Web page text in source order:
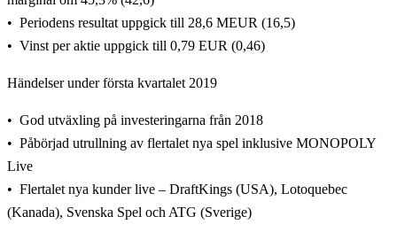
Periodens resultat uppgick till 28,6 MEUR (16,5)
Vinst per aktie uppgick till 0,79 EUR (0,46)
Händelser under första kvartalet 2019
God utväxling på investeringarna från 2018
Påbörjad utrullning av flertalet nya spel inklusive MONOPOLY
Live
Flertalet nya kunder live – DraftKings (USA), Lotoquebec
(Kanada), Svenska Spel och ATG (Sverige)